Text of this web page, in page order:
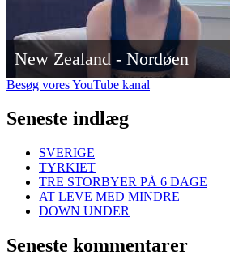
New Zealand - Nordøen
Besøg vores YouTube kanal
Seneste indlæg
SVERIGE
TYRKIET
TRE STORBYER PÅ 6 DAGE
AT LEVE MED MINDRE
DOWN UNDER
Seneste kommentarer